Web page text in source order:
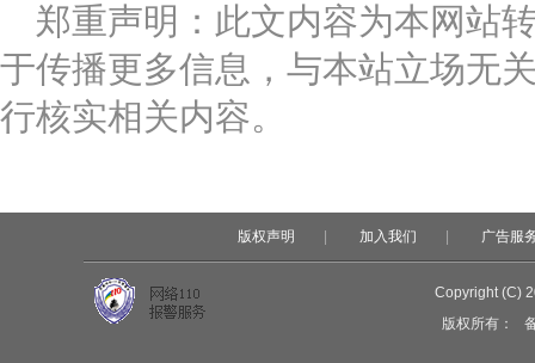
郑重声明：此文内容为本网站
于传播更多信息，与本站立场无
行核实相关内容。
版权声明 加入我们 广告服
Copyright (C)
版权所有：